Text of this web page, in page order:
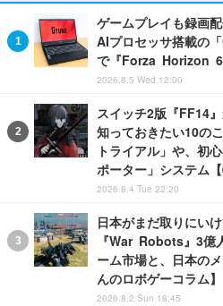
ゲームプレイも録画
AIプロセッサ搭載の
で『Forza Horizon 6
2026.8.5 Wed 12:00
スイッチ2版『FF14
知っておきたい10の
トライアル」や、初
ポーター」システム【
2026.8.4 Tue 22:20
日本がまだ取りにい
『War Robots』3億
ーム市場と、日本の
んのロボゲーコラム】
2026.8.2 Sun 18:45